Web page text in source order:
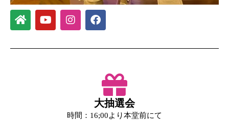
大抽選会
時間：16;00より本堂前にて